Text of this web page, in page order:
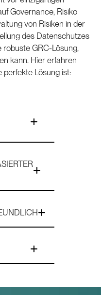
Governance, Risiko
von Risiken in der
des Datenschutzes
robuste GRC-Lösung,
kann. Hier erfahren
perfekte Lösung ist: